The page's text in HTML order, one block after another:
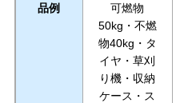
品例
可燃物
50kg・不燃
物40kg・タ
イヤ・草刈
り機・収納
ケース・ス